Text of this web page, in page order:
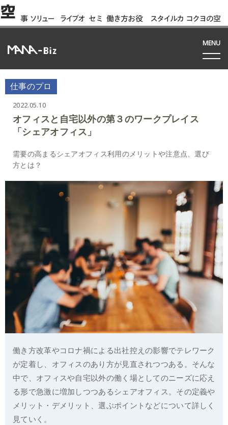
空 事
例
ソリュー
ション
ライブオ
フィス
セミ
ナー
働き方お役
立ち資料
スタイルカ
タログ
コクヨの空
間って!?
MENU
仕事のプロ
2022.05.10
オフィスと自宅以外の第３のワークプレイス
「シェアオフィス」
需要の高まるシェアオフィス利用のメリットや注意点、選び
方とは？
働き方改革やコロナ禍による出社控えの影響でテレワーク
が定着し、オフィスのあり方が見直されつつある。そんな
中で、オフィスや自宅以外の働く場としてのニーズに応え
る形で急激に増加しつつあるシェアオフィス。その定義や
メリット・デメリット、選ぶポイントなどについて詳しく
見ていく。